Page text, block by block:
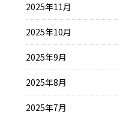
2025年11月
2025年10月
2025年9月
2025年8月
2025年7月